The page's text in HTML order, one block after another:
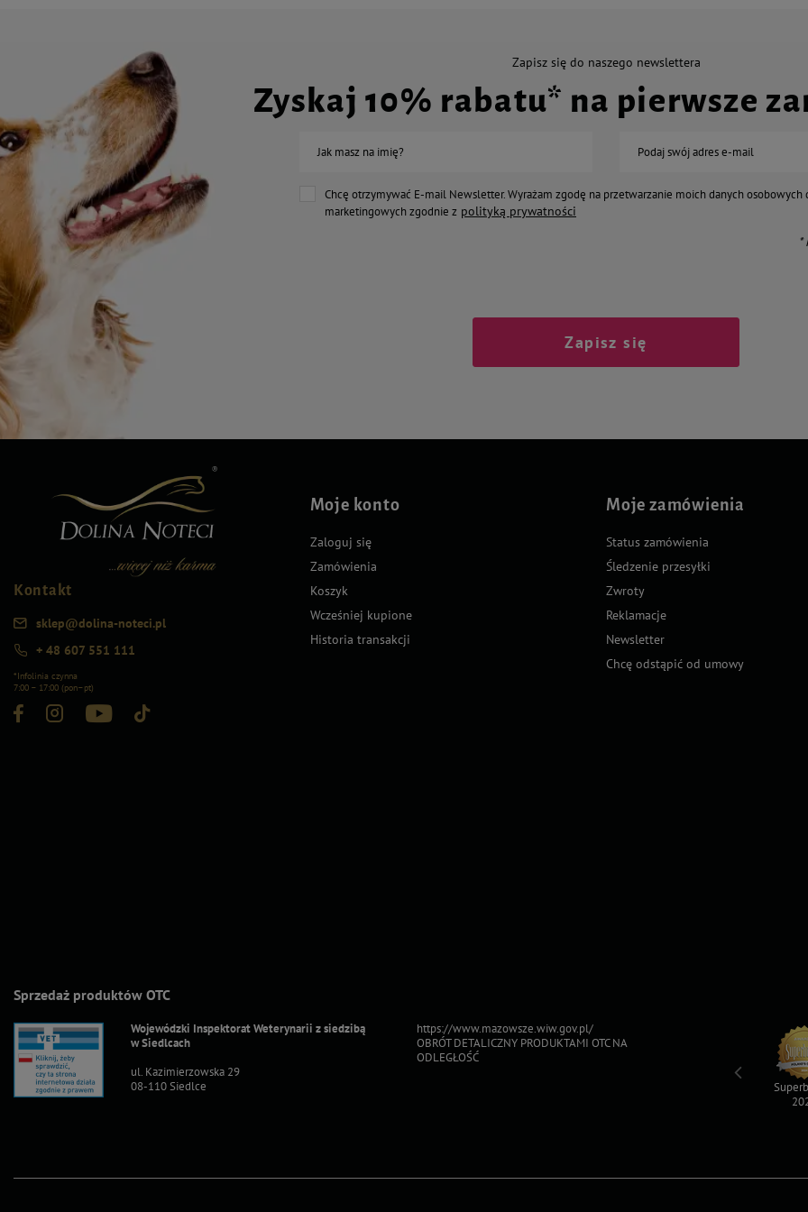
Zapisz się do naszego newslettera
Zyskaj 10% rabatu* na pierwsze
Jak masz na imię? Podaj swój adres e-mail
Chcę otrzymywać E-mail Newsletter. Wyrażam zgodę na przetwarzanie moich danych osobowych
marketingowych zgodnie z polityką prywatności
*
Zapisz się
Kontakt
sklep@dolina-noteci.pl
+ 48 607 551 111
*Infolinia czynna
7:00 – 17:00 (pon–pt)
Moje konto
Zaloguj się
Zamówienia
Koszyk
Wcześniej kupione
Historia transakcji
Moje zamówienia
Status zamówienia
Śledzenie przesyłki
Zwroty
Reklamacje
Newsletter
Chcę odstąpić od umowy
Sprzedaż produktów OTC
Wojewódzki Inspektorat Weterynarii z siedzibą
w Siedlcach
ul. Kazimierzowska 29
08-110 Siedlce
https://www.mazowsze.wiw.gov.pl/
OBRÓT DETALICZNY PRODUKTAMI OTC NA
ODLEGŁOŚĆ